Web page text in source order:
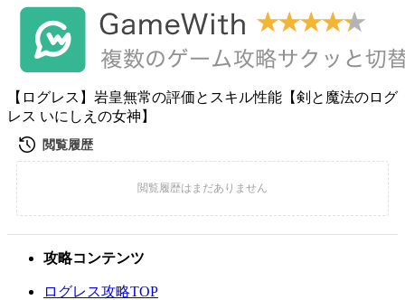
【ログレス】岩皇無常の評価とスキル性能【剣と魔法のログ
レス いにしえの女神】
攻略コンテンツ
ログレス攻略TOP